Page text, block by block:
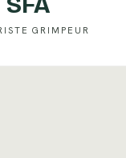
GRIMPEUR